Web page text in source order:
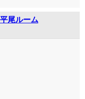
尾ルーム